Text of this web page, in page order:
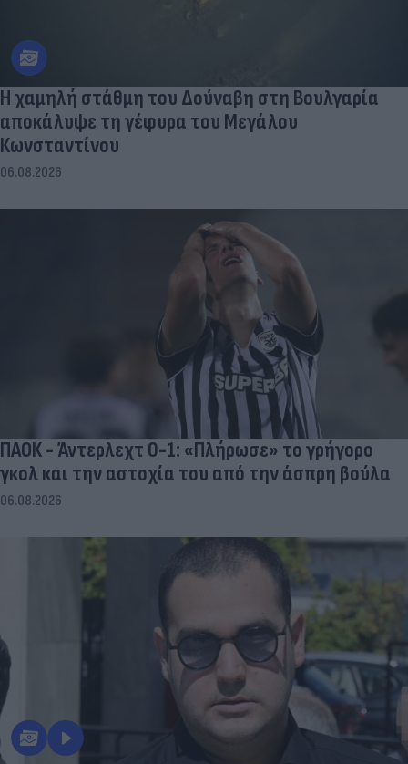
Η χαμηλή στάθμη του Δούναβη στη Βουλγαρία
αποκάλυψε τη γέφυρα του Μεγάλου
Κωνσταντίνου
06.08.2026
ΠΑΟΚ - Άντερλεχτ 0-1: «Πλήρωσε» το γρήγορο
γκολ και την αστοχία του από την άσπρη βούλα
06.08.2026